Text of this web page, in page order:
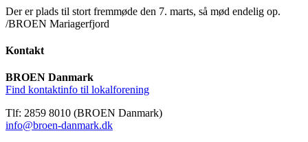
Der er plads til stort fremmøde den 7. marts, så mød endelig op.
/BROEN Mariagerfjord
Kontakt
BROEN Danmark
Find kontaktinfo til lokalforening
Tlf: 2859 8010 (BROEN Danmark)
info@broen-danmark.dk